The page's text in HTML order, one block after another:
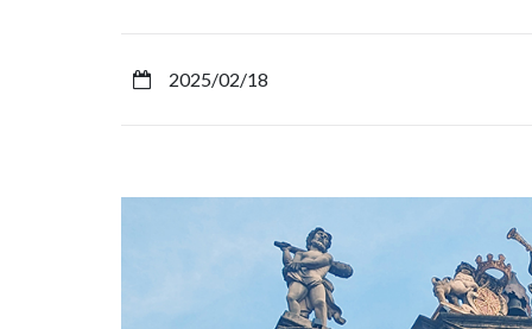
2025erako
zergaren
2025/02/18